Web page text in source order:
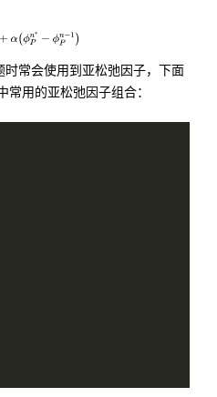
常会使用到亚松弛因子，下面
常用的亚松弛因子组合：